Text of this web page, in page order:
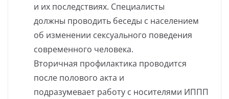
и их последствиях. Специалисты
должны проводить беседы с населением
об изменении сексуального поведения
современного человека.
Вторичная профилактика проводится
после полового акта и
подразумевает работу с носителями ИППП